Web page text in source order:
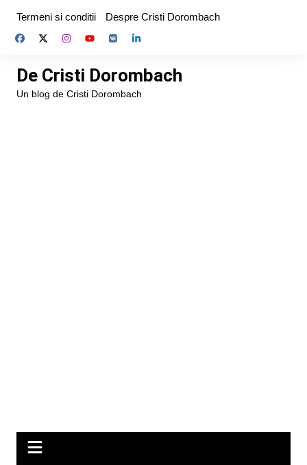
content
Termeni si conditii Despre Cristi Dorombach
De Cristi Dorombach
Un blog de Cristi Dorombach